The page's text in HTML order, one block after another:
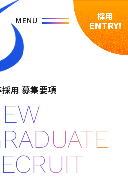
採用 募集要項
採用
ENTRY!